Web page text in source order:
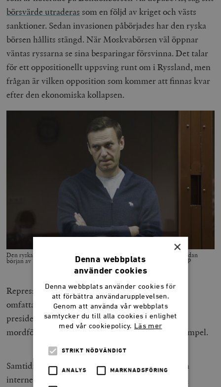
börsvärde utraderas som en följd av kriget och västs
sanktioner. Sedan invasionen påbörjades har den ryska
börsen hållits stängd. När Moskvabörsen väl öppnar
väntas ryssarna se sina besparingar försvinna. Det talar
för ett oppositionellt uppsving runt om i Ryssland, men
frågan är vilken opposition som kommer att finnas kvar
efter den ekonomiska kollapsen.
Den ryska oppositionsledaren Aleksej Navalnyj har hållits fängslad sedan
början av 2021. Foto: Babuskinsky District Court Press Service via AP
Repressionen mot ryska oppositionella har varit
omfattande på senare år. Mordet på
presidentkandidaten Boris Nemtsov år 2015 och
mordförsöken på Aleksej Navalnyj är bara två exempel.
Samtidigt har repressionen breddats i form av ren
internetcensur och de nya så kallade
”fake news”-
×
Denna webbplats
använder cookies
Denna webbplats använder cookies för
att förbättra användarupplevelsen.
Genom att använda vår webbplats
samtycker du till alla cookies i enlighet
med vår cookiepolicy. Läs mer
STRIKT NÖDVÄNDIGT
ANALYS MARKNADSFÖRING